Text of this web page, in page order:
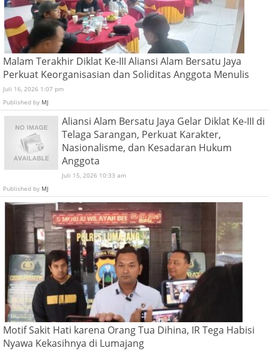
Malam Terakhir Diklat Ke-III Aliansi Alam Bersatu Jaya
Perkuat Keorganisasian dan Soliditas Anggota Menulis
Juli 16, 2026 1:07 pm
Published by MJ
Aliansi Alam Bersatu Jaya Gelar Diklat Ke-III di
Telaga Sarangan, Perkuat Karakter,
Nasionalisme, dan Kesadaran Hukum
Anggota
Juli 15, 2026 10:33 am
Published by MJ
Motif Sakit Hati karena Orang Tua Dihina, IR Tega Habisi
Nyawa Kekasihnya di Lumajang